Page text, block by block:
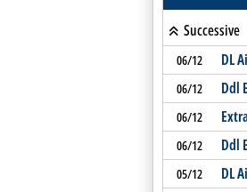
Successive
06/12 DL
06/12 Ddl
06/12
06/12 Ddl
05/12 DL